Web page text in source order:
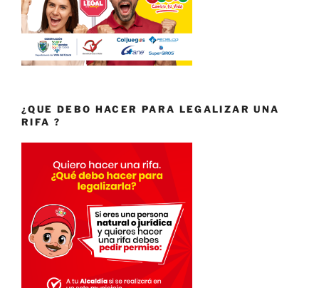
¿QUE DEBO HACER PARA LEGALIZAR UNA
RIFA ?